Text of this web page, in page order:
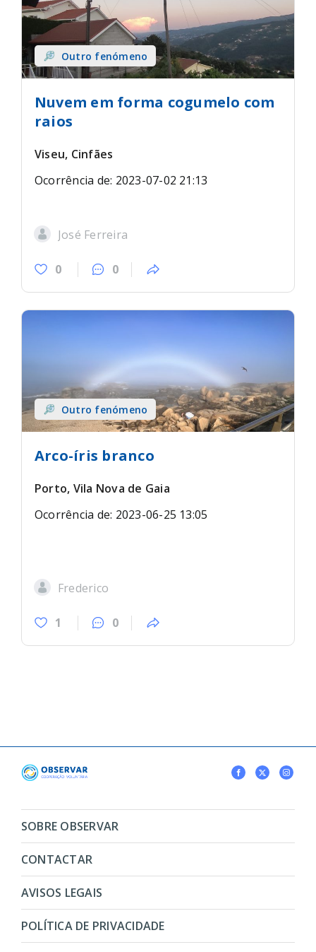
Outro fenómeno
Nuvem em forma cogumelo com
raios
Viseu, Cinfães
Ocorrência de: 2023-07-02 21:13
José Ferreira
0 0
Outro fenómeno
Arco-íris branco
Porto, Vila Nova de Gaia
Ocorrência de: 2023-06-25 13:05
Frederico
1 0
SOBRE OBSERVAR
CONTACTAR
AVISOS LEGAIS
POLÍTICA DE PRIVACIDADE